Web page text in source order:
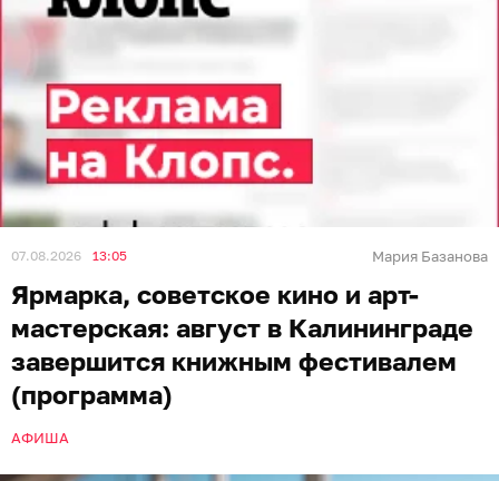
07.08.2026 13:05 Мария Базанова
Ярмарка, советское кино и арт-
мастерская: август в Калининграде
завершится книжным фестивалем
(программа)
АФИША